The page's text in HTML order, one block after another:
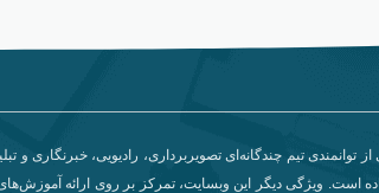
تیم چندگانه‌ای تصویربرداری، رادیویی، خبرنگاری و
است. ویژگی دیگر این وبسایت، تمرکز بر روی ارائه